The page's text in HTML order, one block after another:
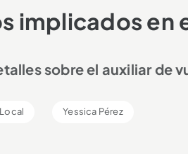
implicados en
sobre el auxiliar de
Local Yessica Pérez